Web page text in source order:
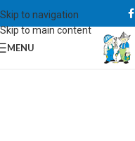
Skip to navigation
Skip to main content
MENU